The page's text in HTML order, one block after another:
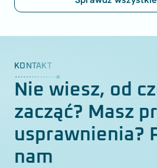
KONTAKT
Nie wiesz, od
zacząć? Masz
usprawnienia?
nam